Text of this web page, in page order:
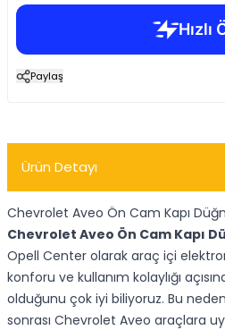
Paylaş
Ürün Detayı
Chevrolet Aveo Ön Cam Kapı
Chevrolet Aveo Ön Cam Kapı
Opell Center olarak araç içi
konforu ve kullanım kolaylığı
olduğunu çok iyi biliyoruz. Bu
sonrası Chevrolet Aveo araçlara